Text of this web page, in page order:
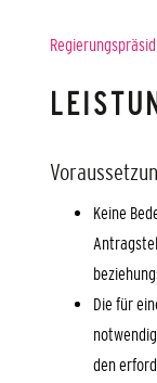
Keine
Die für
den